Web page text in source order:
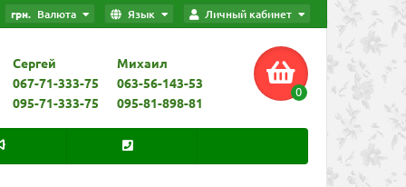
Личный кабинет
Язык
грн. Валюта
Сергей
067-71-333-75
095-71-333-75
Михаил
063-56-143-53
095-81-898-81
0